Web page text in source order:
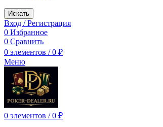
Искать
Вход / Регистрация
0 Избранное
0 Сравнить
0 элементов / 0 ₽
Меню
0 элементов / 0 ₽